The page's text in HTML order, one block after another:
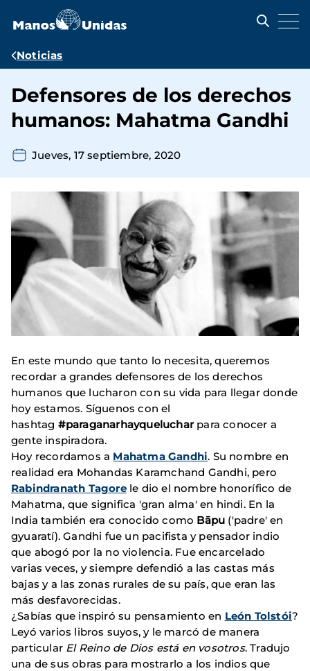
contenido
Ruta
navegación
Noticias
Defensores de los derechos
humanos: Mahatma Gandhi
Jueves, 17 septiembre, 2020
En este mundo que tanto lo necesita, queremos
recordar a grandes defensores de los derechos
humanos que lucharon con su vida para llegar donde
hoy estamos. Síguenos con el
hashtag #paraganarhayquelucharpara conocer a
gente inspiradora.
Hoy recordamos a Mahatma Gandhi. Su nombre en
realidad era Mohandas Karamchand Gandhi, pero
Rabindranath Tagorele dio el nombre honorífico de
Mahatma, que significa 'gran alma' en hindi. En la
India también era conocido como Bāpu ('padre' en
gyuaratí). Gandhi fue un pacifista y pensador indio
que abogó por la no violencia. Fue encarcelado
varias veces, y siempre defendió a las castas más
bajas y a las zonas rurales de su país, que eran las
más desfavorecidas.
¿Sabías que inspiró su pensamiento en León Tolstói?
Leyó varios libros suyos, y le marcó de manera
particular El Reino de Dios está en vosotros. Tradujo
una de sus obras para mostrarlo a los indios que